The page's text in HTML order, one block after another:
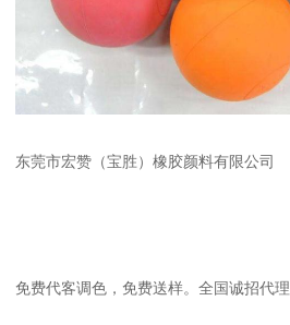
东莞市宏赞（宝胜）橡胶颜料有限公司
免费代客调色，免费送样。全国诚招代理